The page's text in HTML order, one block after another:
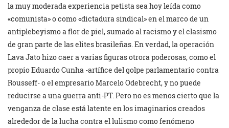
la muy moderada experiencia petista sea hoy leída como
«comunista» o como «dictadura sindical» en el marco de un
antiplebeyismo a flor de piel, sumado al racismo y el clasismo
de gran parte de las elites brasileñas. En verdad, la operación
Lava Jato hizo caer a varias figuras otrora poderosas, como el
propio Eduardo Cunha -artífice del golpe parlamentario contra
Rousseff- o el empresario Marcelo Odebrecht, y no puede
reducirse a una guerra anti-PT. Pero no es menos cierto que la
venganza de clase está latente en los imaginarios creados
alrededor de la lucha contra el lulismo como fenómeno